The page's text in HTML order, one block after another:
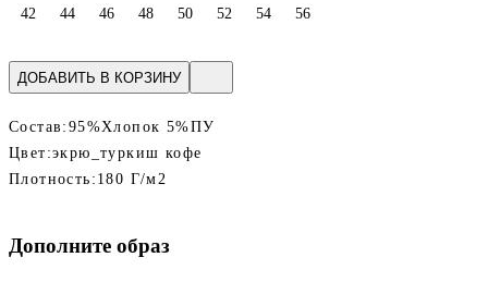
42
44 46 48 50 52 54 56
ДОБАВИТЬ В КОРЗИНУ
Состав: 95%Хлопок 5%ПУ
Цвет:экрю_туркиш кофе
Плотность: 180 Г/м2
Дополните образ